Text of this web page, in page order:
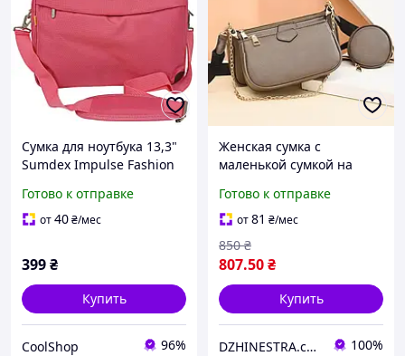
Сумка для ноутбука 13,3"
Sumdex Impulse Fashion
Готово к отправке
от40₴/мес
399₴
Купить
CoolShop 96%
Женская сумка с
маленькой сумкой на
Готово к отправке
от81 ₴/мес
807.50₴
850 ₴
Купить
DZHINESTRA.com.ua Интернет-магазин 100%